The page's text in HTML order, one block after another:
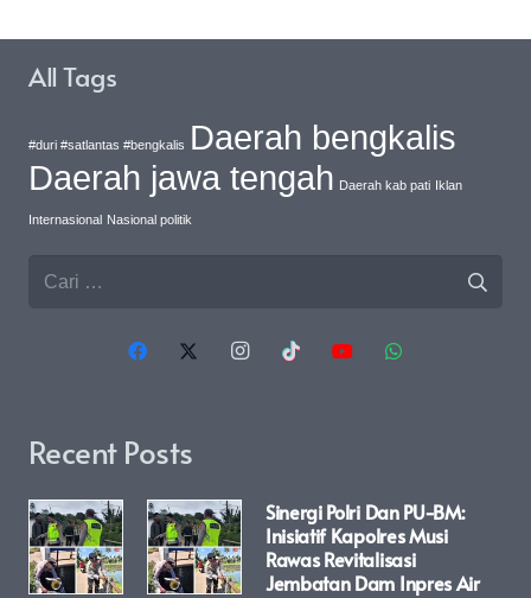
Recent Posts
Sinergi Polri Dan PU-BM:
Inisiatif Kapolres Musi
Rawas Revitalisasi
Jembatan Dam Inpres Air
All Tags
#duri #satlantas #bengkalis Daerah bengkalis
Daerah jawa tengah Daerah kab pati Iklan
Internasional Nasional politik
Cari